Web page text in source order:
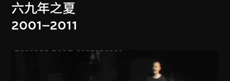
六九年之夏
2001–2011